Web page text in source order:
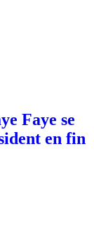
Faye se
en fin